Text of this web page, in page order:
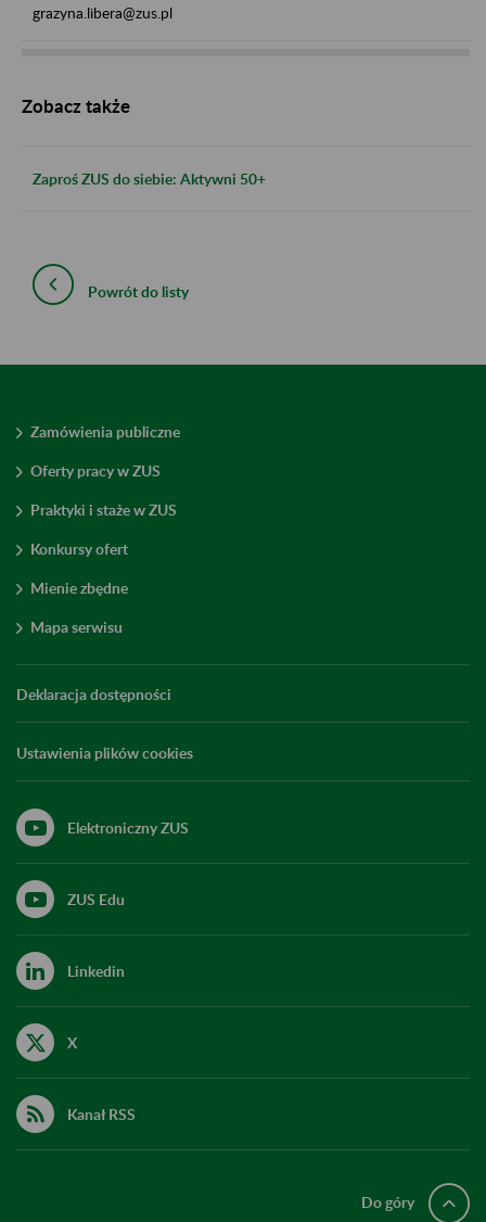
grazyna.libera@zus.pl
Zobacz także
Zaproś ZUS do siebie: Aktywni 50+
Powrót do listy
Zamówienia publiczne
Oferty pracy w ZUS
Praktyki i staże w ZUS
Konkursy ofert
Mienie zbędne
Mapa serwisu
Deklaracja dostępności
Ustawienia plików cookies
Elektroniczny ZUS
ZUS Edu
Linkedin
X
Kanał RSS
Do góry